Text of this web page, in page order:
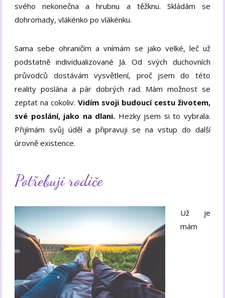
svého nekonečna a hrubnu a těžknu. Skládám se
dohromady, vlákénko po vlákénku.
Sama sebe ohraničím a vnímám se jako velké, leč už
podstatně individualizované Já. Od svých duchovních
průvodců dostávám vysvětlení, proč jsem do této
reality poslána a pár dobrých rad. Mám možnost se
zeptat na cokoliv.Vidím svoji budoucí cestu životem,
své poslání, jako na dlani. Hezky jsem si to vybrala.
Přijímám svůj úděl a připravuji se na vstup do další
úrovně existence.
Potřebuji rodiče
Už je
mám